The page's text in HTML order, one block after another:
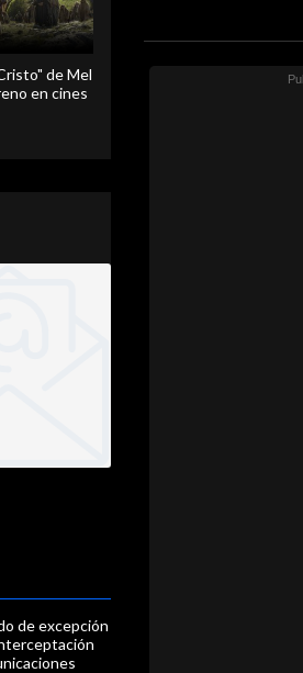
de Mel
en cines
de excepción